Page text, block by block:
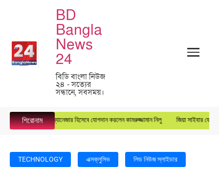
BD
Bangla
News
24
বিডি বাংলা নিউজ
২৪ - সত্যের
সন্ধানে, সবসময়।
শিরোনাম
গ্রুপে জেনারেল ম্যানেজার হিসেবে যোগদান করলেন কামরুজ্জামান নিলু জিয়া সাইবার
TECHNOLOGY এক্সক্লুসিভ লিড নিউজ স্লাইডার